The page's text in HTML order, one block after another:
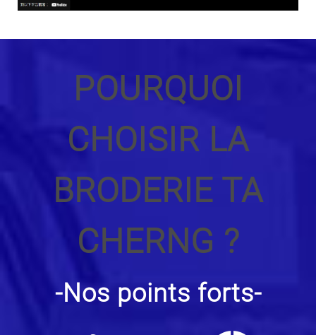
POURQUOI
CHOISIR LA
BRODERIE TA
CHERNG ?
-Nos points forts-